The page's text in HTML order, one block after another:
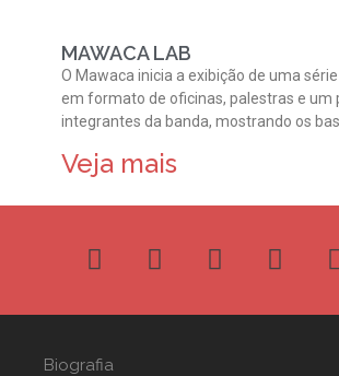
MAWACA LAB
O Mawaca inicia a exibição de uma
em formato de oficinas, palestras e um
integrantes da banda, mostrando os
Veja mais
Biografia